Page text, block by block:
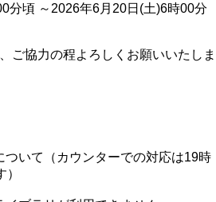
分頃 ～2026年6月20日(土)6時00分
ご協力の程よろしくお願いいたしま
ついて（カウンターでの対応は19時